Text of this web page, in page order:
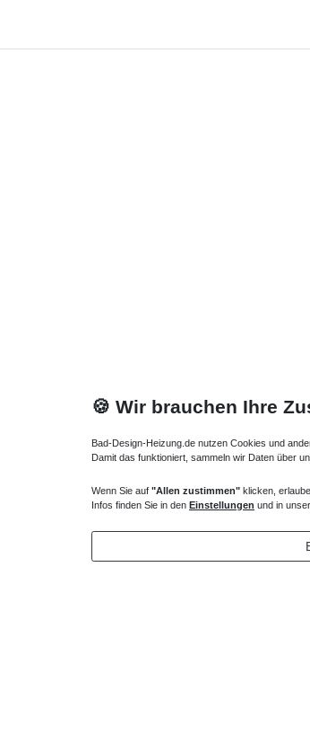
Dusche Drehfalttür Eckeinstieg 90 x 90 x bis 220
cm
1.758,75 € *
🍪 Wir brauchen Ihre
Bad-Design-Heizung.de nutzen Cookies und
Damit das funktioniert, sammeln wir Daten über
Wenn Sie auf "Allen zustimmen" klicken,
Infos finden Sie in den Einstellungen und in